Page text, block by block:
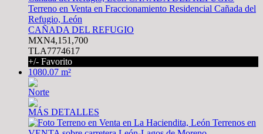
Terreno en Venta en Fraccionamiento Residencial Cañada del
Refugio, León
CAÑADA DEL REFUGIO
MXN4,151,700
TLA7774617
+/- Favorito
1080.07 m²
Norte
MÁS DETALLES